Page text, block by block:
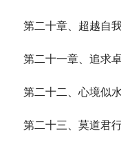
第二十章、超越自
第二十一章、追求
第二十二、心境似
第二十三、莫道君